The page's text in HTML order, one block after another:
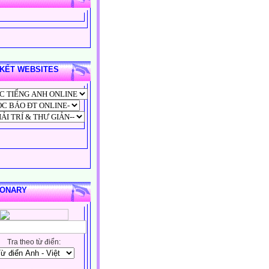
WEBSITES
Tra theo từ điển: